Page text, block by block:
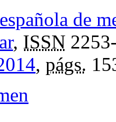
de
, ISSN
, págs.